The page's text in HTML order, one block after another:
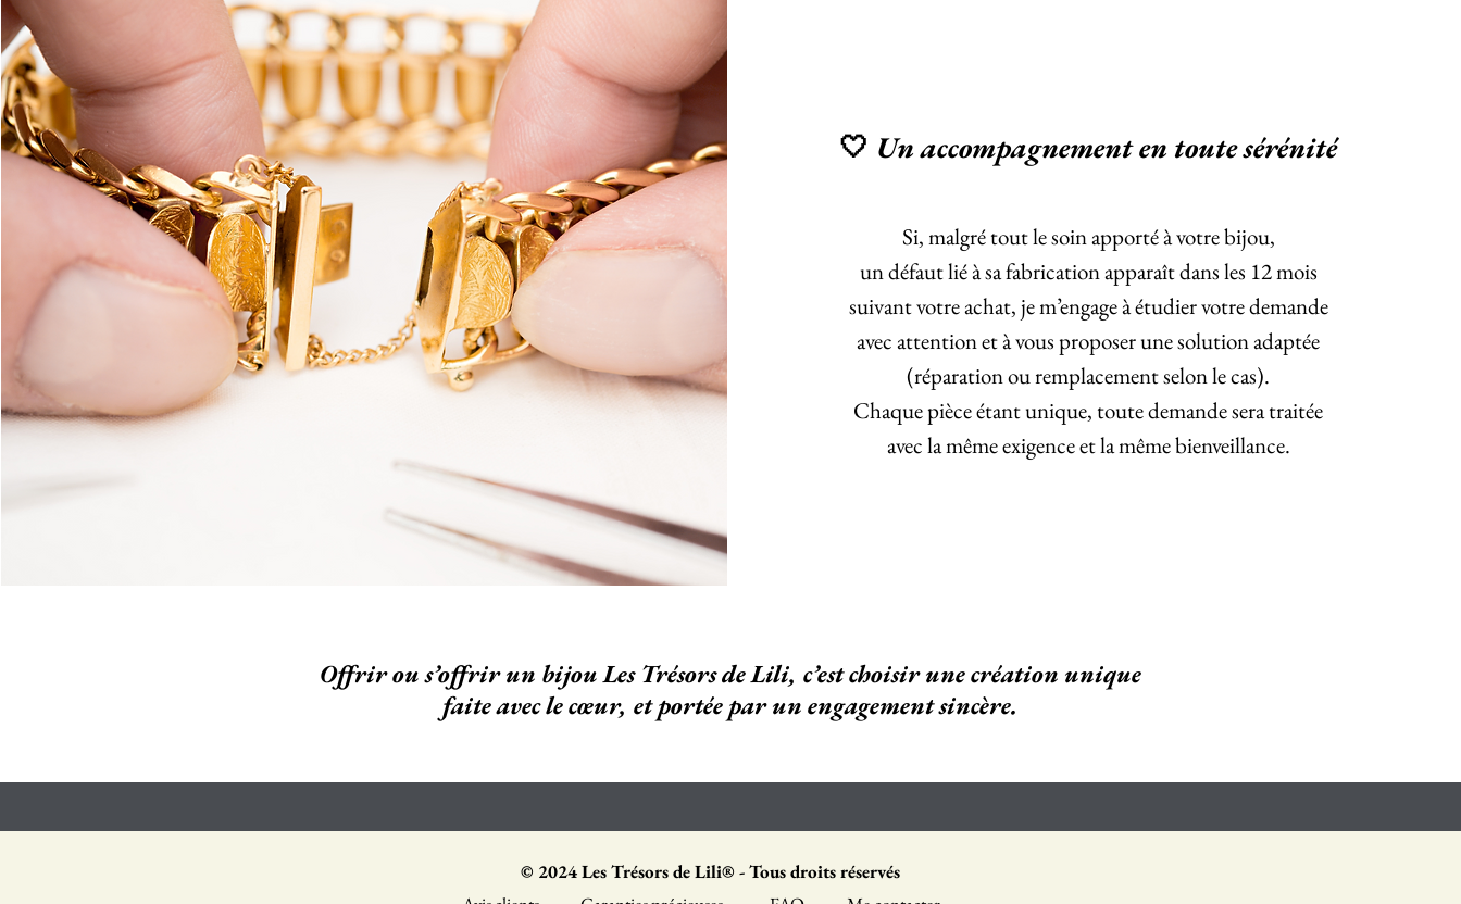
🤍 Un accompagnement en toute sérénité
Si, malgré tout le soin apporté à votre bijou,
un défaut lié à sa fabrication apparaît dans les 12 mois
suivant votre achat, je m’engage à étudier votre demande
avec attention et à vous proposer une solution adaptée
(réparation ou remplacement selon le cas).
Chaque pièce étant unique, toute demande sera traitée
avec la même exigence et la même bienveillance.
Offrir ou s’offrir un bijou Les Trésors de Lili, c’est choisir une création unique
faite avec le cœur, et portée par un engagement sincère.
© 2024 Les Trésors de Lili® - Tous droits réservés